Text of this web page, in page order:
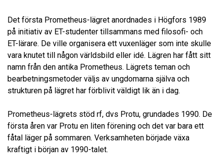
Det första Prometheus-lägret anordnades i Högfors 1989
på initiativ av ET-studenter tillsammans med filosofi- och
ET-lärare. De ville organisera ett vuxenläger som inte skulle
vara knutet till någon världsbild eller idé. Lägren har fått sitt
namn från den antika Prometheus. Lägrets teman och
bearbetningsmetoder väljs av ungdomarna själva och
strukturen på lägret har förblivit väldigt lik än i dag.
Prometheus-lägrets stöd rf, dvs Protu, grundades 1990. De
första åren var Protu en liten förening och det var bara ett
fåtal läger på sommaren. Verksamheten började växa
kraftigt i början av 1990-talet.